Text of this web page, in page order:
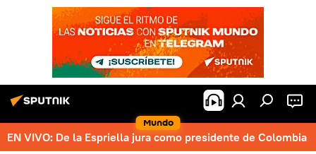
Mundo
EN VIVO: De la Espriella jura como presidente de Colombia